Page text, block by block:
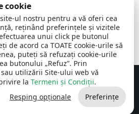
Toate drepturile rezervate
Media Relații Publice SRL
cookie
ul nostru pentru a vă oferi cea
reținând preferințele și vizitele
unui click pe butonul
de acord ca TOATE cookie-urile să
puteți să refuzați cookie-urile
butonului „Refuz”. Prin
utilizării Site-ului web vă
la Termeni și Condiții.
Resping opționale Preferințe